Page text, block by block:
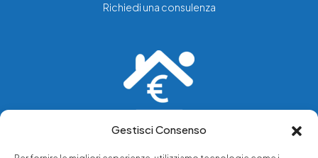
Gestisci Consenso
Richiedi una consulenza